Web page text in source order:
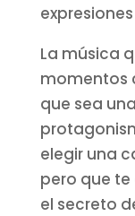
La música
momentos
que sea
elegir una
pero que te
el secreto